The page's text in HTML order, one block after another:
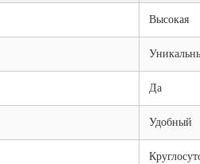
Высокая
Да
Удобный